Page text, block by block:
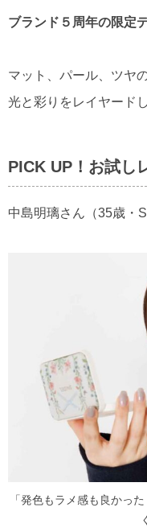
ブランド５周年の限定
マット、パール、ツヤ
光と彩りをレイヤード
PICK UP！お試し
中島明璃さん（35歳・
「発色もラメ感も良かっ